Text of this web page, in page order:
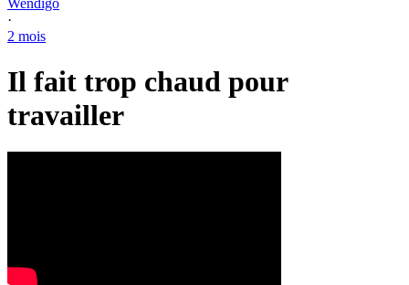
Wendigo
·
2 mois
Il fait trop chaud pour
travailler